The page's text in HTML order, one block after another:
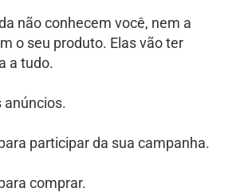
não conhecem você, nem a
o seu produto. Elas vão ter
a tudo.
anúncios.
participar da sua campanha.
comprar.